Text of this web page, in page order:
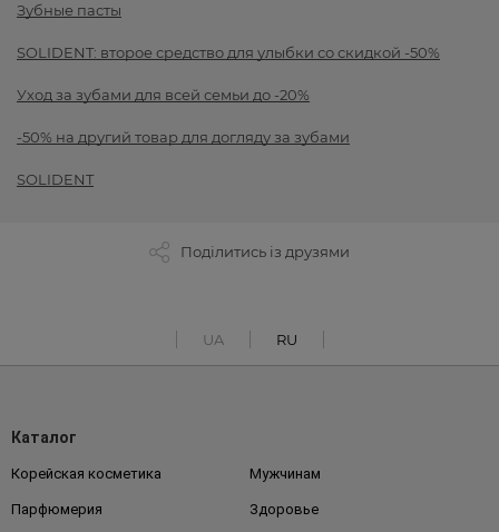
Зубные пасты
SOLIDENT: второе средство для улыбки со скидкой -50%
Уход за зубами для всей семьи до -20%
-50% на другий товар для догляду за зубами
SOLIDENT
Поділитись із друзями
UA RU
Каталог
Корейская косметика Мужчинам
Парфюмерия Здоровье